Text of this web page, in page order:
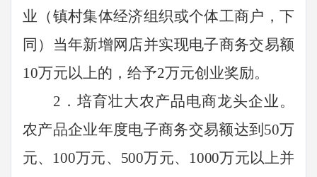
业（镇村集体经济组织或个体工商户，下
同）当年新增网店并实现电子商务交易额
10万元以上的，给予2万元创业奖励。
2 ．培育壮大农产品电商龙头企业。
农产品企业年度电子商务交易额达到 50万
元、 100万元、 500万元、 1000万元以上并